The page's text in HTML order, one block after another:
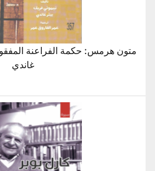
متون هرمس: حكمة الفراعنة
غاندي